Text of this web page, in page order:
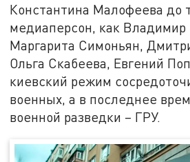
Константина Малофеева до
медиаперсон, как Владимир
Маргарита Симоньян,
Ольга Скабеева, Евгений
киевский режим
военных, а в последнее
военной разведки – ГРУ.